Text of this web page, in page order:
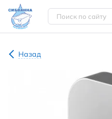
Назад